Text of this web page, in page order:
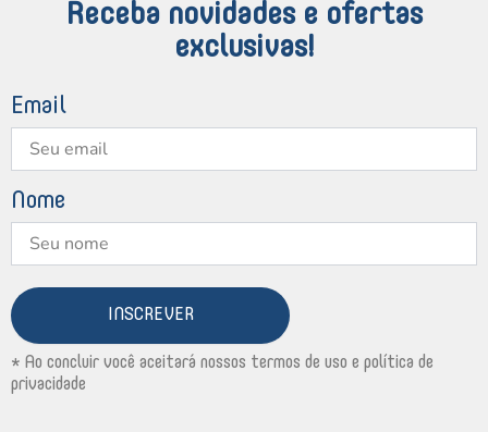
Receba novidades e ofertas
exclusivas!
Email
Nome
INSCREVER
* Ao concluir você aceitará nossos termos de uso e política de
privacidade